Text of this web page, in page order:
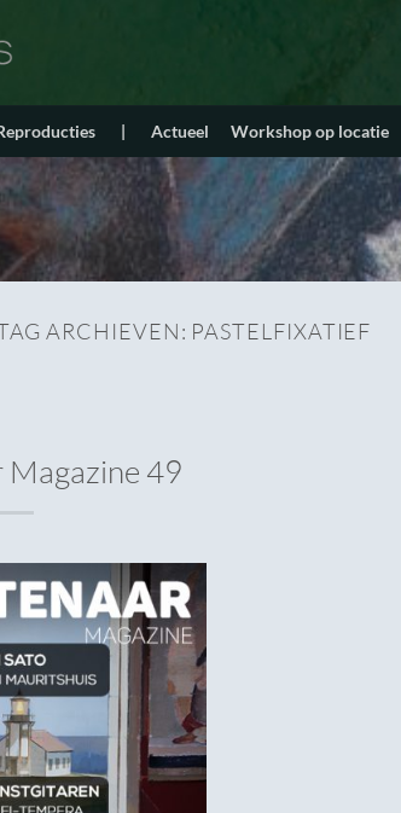
| Actueel Workshop op locatie
ARCHIEVEN: PASTELFIXATIEF
Magazine 49